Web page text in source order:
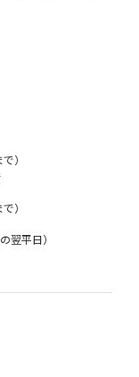
）
）
翌平日）